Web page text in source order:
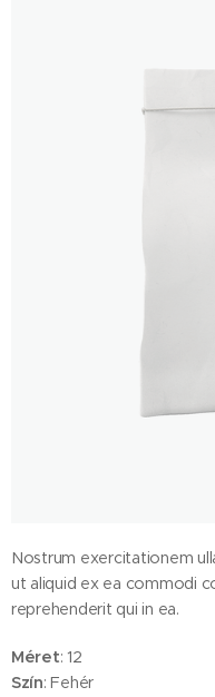
Nostrum exercitationem
ut aliquid ex ea commodi
reprehenderit qui in ea.
Méret: 12
Szín: Fehér